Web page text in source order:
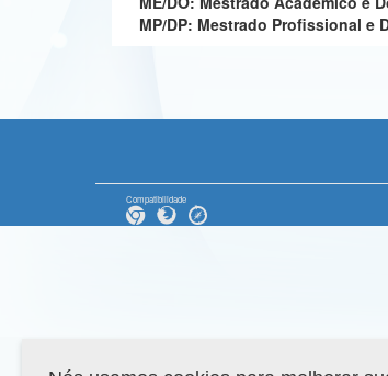
MP/DP: Mestrado Profissional e
Compatibilidade